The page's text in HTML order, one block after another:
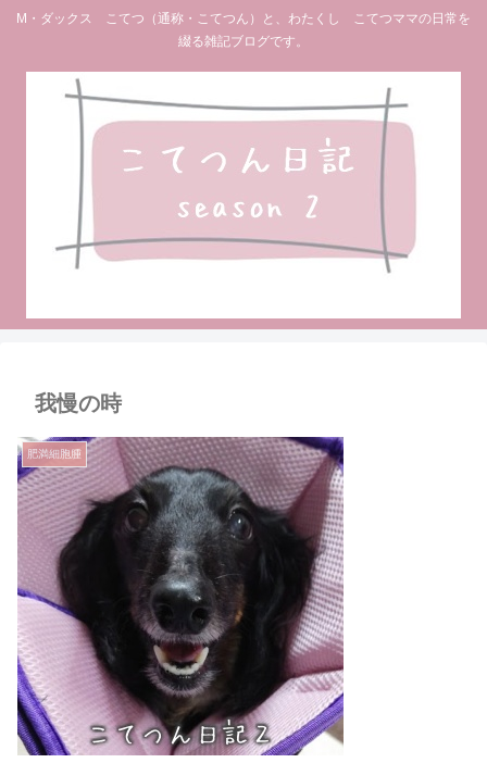
M・ダックス こてつ（通称・こてつん）と、わたくし こてつママの日常を
綴る雑記ブログです。
我慢の時
肥満細胞腫